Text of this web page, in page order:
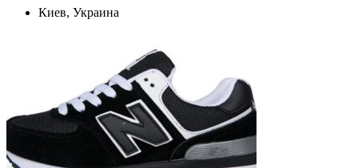
Киев, Украина